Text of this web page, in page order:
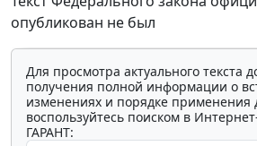
опубликован не был
Для просмотра актуального текста
получения полной информации о
изменениях и порядке применения
воспользуйтесь поиском в
ГАРАНТ: